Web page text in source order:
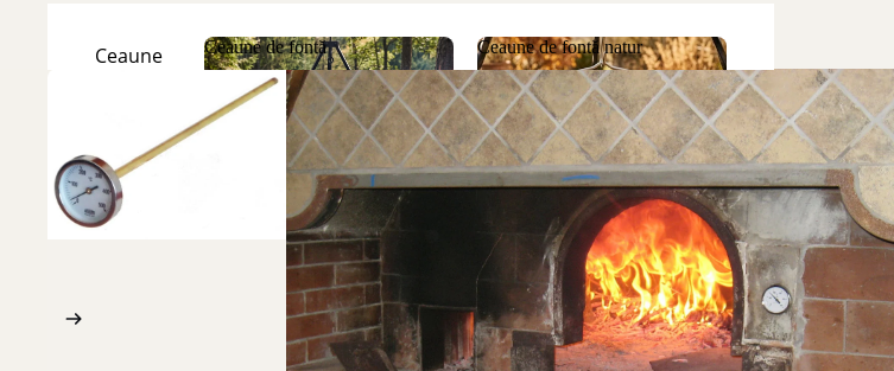
Ceaune
Emailate
Discuri
de fontă
Ceaune de fontă
Ceaune de fontă
Ceaune de fontă natur
Ceaune de fontă natur